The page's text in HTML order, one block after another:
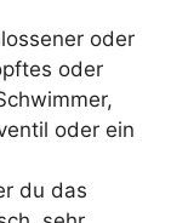
oder
oder
oder ein
du das